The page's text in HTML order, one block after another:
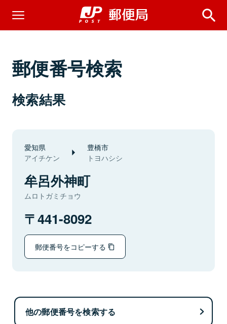
郵便番号検索
検索結果
愛知県
アイチケン
豊橋市
トヨハシシ
牟呂外神町
ムロトガミチョウ
441-8092
郵便番号をコピーする
他の郵便番号を検索する